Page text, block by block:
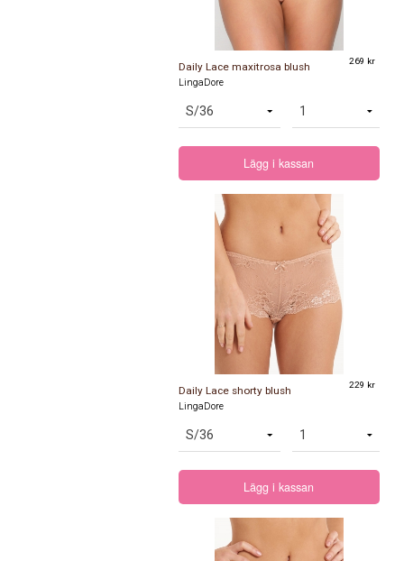
Daily Lace maxitrosa blush 269 kr
LingaDore
Lägg i kassan
Daily Lace shorty blush 229 kr
LingaDore
Lägg i kassan